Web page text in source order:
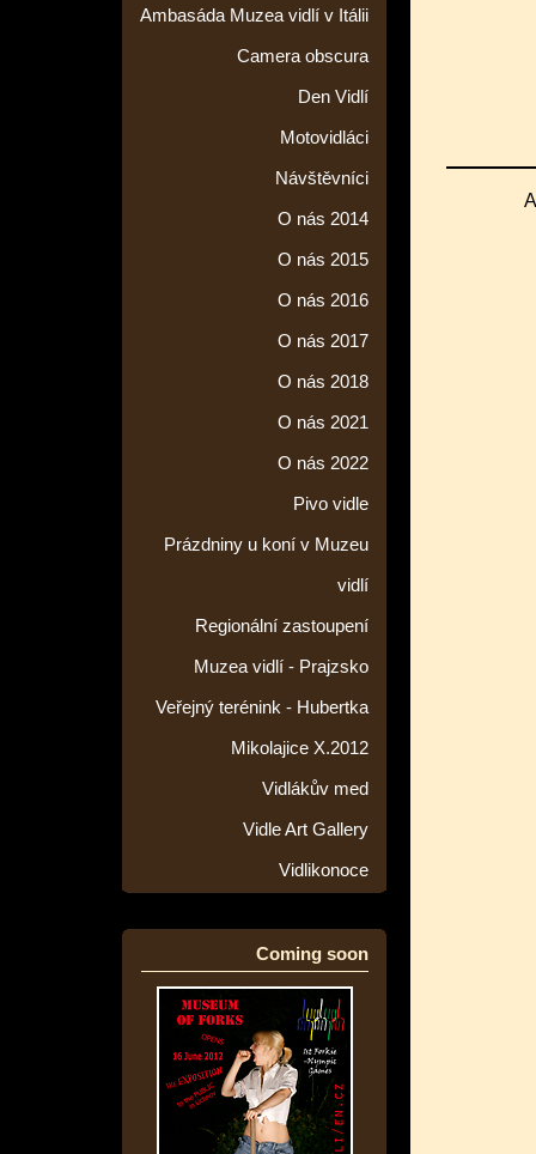
Ambasáda Muzea vidlí v Itálii
Camera obscura
Den Vidlí
Motovidláci
Návštěvníci
O nás 2014
O nás 2015
O nás 2016
O nás 2017
O nás 2018
O nás 2021
O nás 2022
Pivo vidle
Prázdniny u koní v Muzeu
vidlí
Regionální zastoupení
Muzea vidlí - Prajzsko
Veřejný terénink - Hubertka
Mikolajice X.2012
Vidlákův med
Vidle Art Gallery
Vidlikonoce
Coming soon